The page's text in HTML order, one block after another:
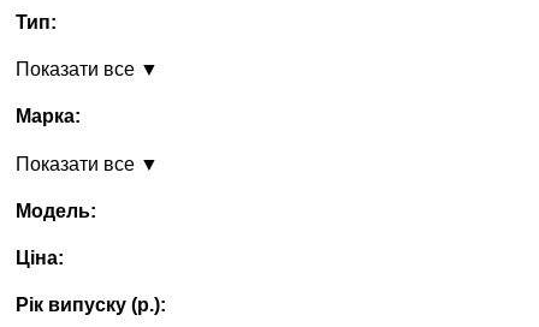
Тип:
Показати все ▼
Марка:
Показати все ▼
Модель:
Ціна:
Рік випуску (p.):